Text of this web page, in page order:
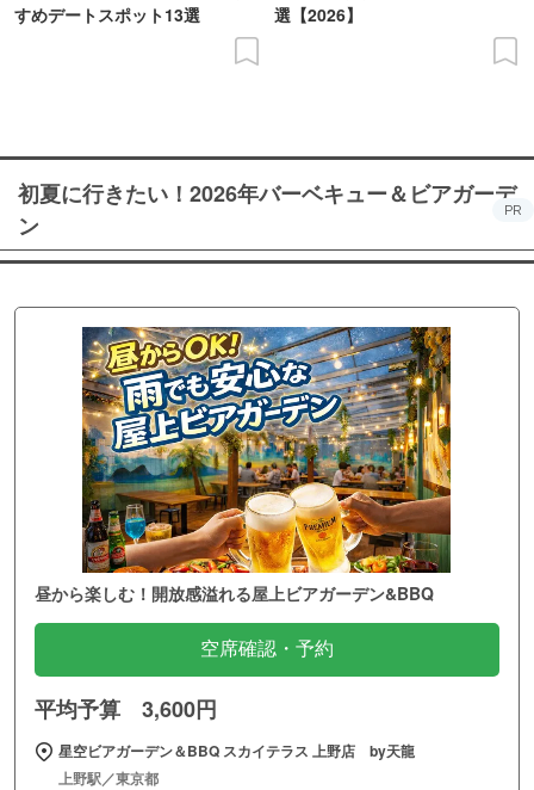
すめデートスポット13選
選【2026】
初夏に行きたい！2026年バーベキュー＆ビアガーデ
ン
PR
昼から楽しむ！開放感溢れる屋上ビアガーデン&BBQ
空席確認・予約
平均予算 3,600円
星空ビアガーデン＆BBQ スカイテラス 上野店 by天龍
上野駅／東京都